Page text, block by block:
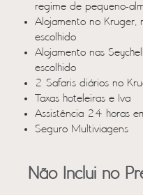
regime de pequeno-
Alojamento no Kruger,
escolhido
Alojamento nas
escolhido
2 Safaris diários no
Taxas hoteleiras e Iva
Assistência 24 horas
Seguro Multiviagens
Não Inclui no